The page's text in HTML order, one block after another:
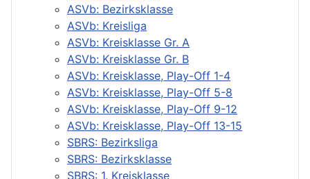
ASVb: Bezirksklasse
ASVb: Kreisliga
ASVb: Kreisklasse Gr. A
ASVb: Kreisklasse Gr. B
ASVb: Kreisklasse, Play-Off 1-4
ASVb: Kreisklasse, Play-Off 5-8
ASVb: Kreisklasse, Play-Off 9-12
ASVb: Kreisklasse, Play-Off 13-15
SBRS: Bezirksliga
SBRS: Bezirksklasse
SBRS: 1. Kreisklasse